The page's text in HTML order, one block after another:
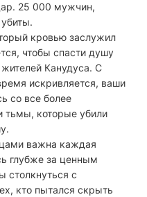
25 000 мужчин,
кровью заслужил
чтобы спасти душу
Канудуса. С
искривляется, ваши
со все более
которые убили
важна каждая
глубже за ценным
столкнуться с
кто пытался скрыть